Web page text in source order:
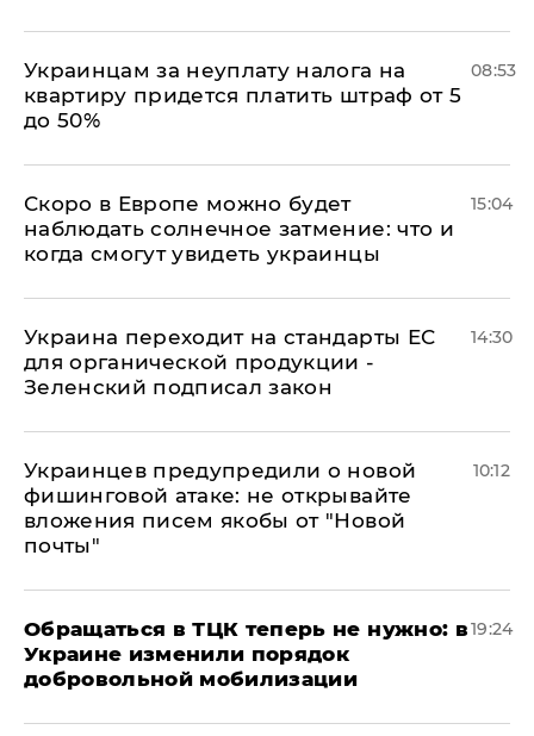
Украинцам за неуплату налога на
квартиру придется платить штраф от 5
до 50%
08:53
Скоро в Европе можно будет
наблюдать солнечное затмение: что и
когда смогут увидеть украинцы
15:04
Украина переходит на стандарты ЕС
для органической продукции -
Зеленский подписал закон
14:30
Украинцев предупредили о новой
фишинговой атаке: не открывайте
вложения писем якобы от "Новой
почты"
10:12
Обращаться в ТЦК теперь не нужно: в
Украине изменили порядок
добровольной мобилизации
19:24